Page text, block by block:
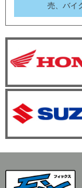
売、バイ